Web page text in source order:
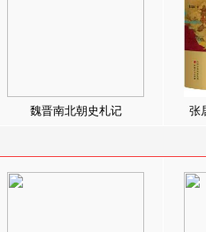
魏晋南北朝史札记 张